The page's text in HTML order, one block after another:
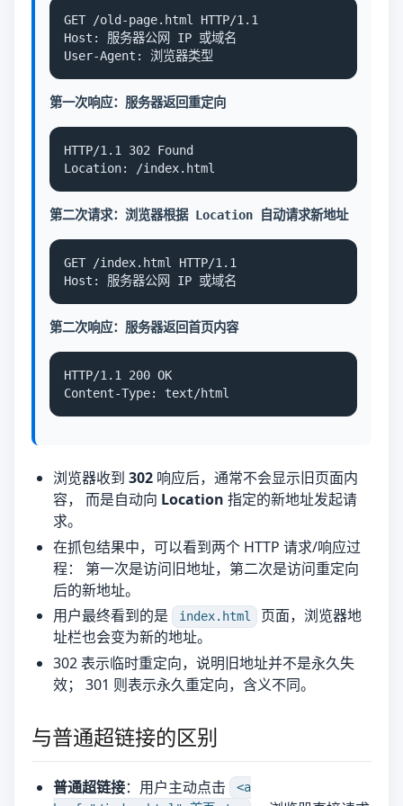
GET /old-page.html HTTP/1.1
Host: 服务器公网 IP 或域名
User-Agent: 浏览器类型
第一次响应：服务器返回重定向
HTTP/1.1 302 Found
Location: /index.html
第二次请求：浏览器根据 Location 自动请求新地址
GET /index.html HTTP/1.1
Host: 服务器公网 IP 或域名
第二次响应：服务器返回首页内容
HTTP/1.1 200 OK
Content-Type: text/html
浏览器收到302 响应后，通常不会显示旧页面内
容， 而是自动向 Location 指定的新地址发起请
求。
在抓包结果中，可以看到两个 HTTP 请求/响应过
程： 第一次是访问旧地址，第二次是访问重定向
后的新地址。
用户最终看到的是 index.html 页面，浏览器地
址栏也会变为新的地址。
302 表示临时重定向，说明旧地址并不是永久失
效； 301 则表示永久重定向，含义不同。
与普通超链接的区别
普通超链接：用户主动点击 <a